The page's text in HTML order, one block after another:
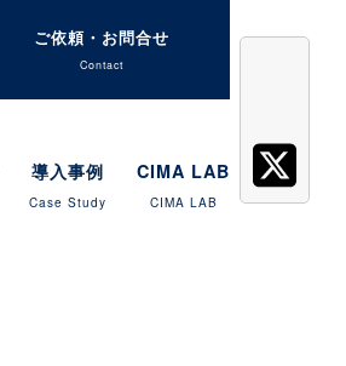
ご依頼・お問合せ
Contact
導入事例
Case Study
CIMA LAB
CIMA LAB